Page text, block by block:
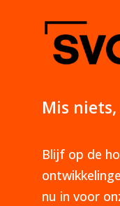
Mis
Blijf op de
nu in voor